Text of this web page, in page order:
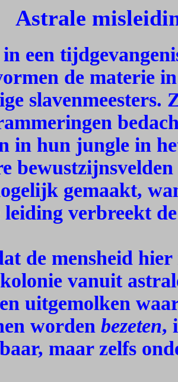
Astrale
een
de materie
in hun jungle in
gemaakt,
verbreekt
de mensheid
vanuit
uitgemolken
worden bezeten,
maar zelfs